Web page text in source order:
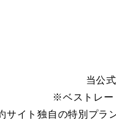
当公
※ベストレー
サイト独自の特別プラ